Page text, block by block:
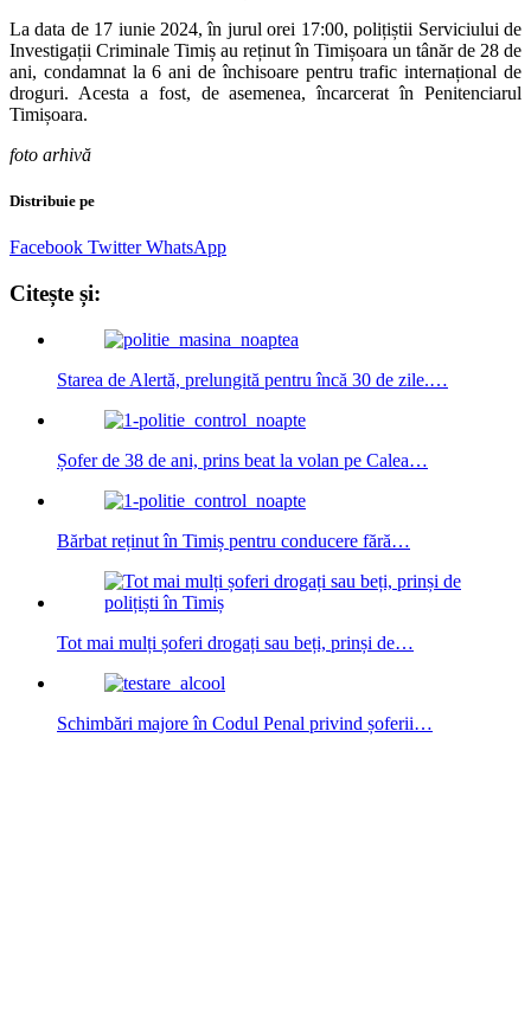
La data de 17 iunie 2024, în jurul orei 17:00, polițiștii Serviciului de
Investigații Criminale Timiș au reținut în Timișoara un tânăr de 28 de
ani, condamnat la 6 ani de închisoare pentru trafic internațional de
droguri. Acesta a fost, de asemenea, încarcerat în Penitenciarul
Timișoara.
foto arhivă
Distribuie pe
Facebook Twitter WhatsApp
Citește și:
Starea de Alertă, prelungită pentru încă 30 de zile.…
Șofer de 38 de ani, prins beat la volan pe Calea…
Bărbat reținut în Timiș pentru conducere fără…
Tot mai mulți șoferi drogați sau beți, prinși de…
Schimbări majore în Codul Penal privind șoferii…